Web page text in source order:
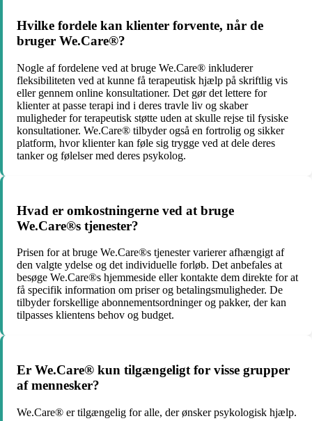
Hvilke fordele kan klienter forvente, når de
bruger We.Care®?
Nogle af fordelene ved at bruge We.Care® inkluderer
fleksibiliteten ved at kunne få terapeutisk hjælp på skriftlig vis
eller gennem online konsultationer. Det gør det lettere for
klienter at passe terapi ind i deres travle liv og skaber
muligheder for terapeutisk støtte uden at skulle rejse til fysiske
konsultationer. We.Care® tilbyder også en fortrolig og sikker
platform, hvor klienter kan føle sig trygge ved at dele deres
tanker og følelser med deres psykolog.
Hvad er omkostningerne ved at bruge
We.Care®s tjenester?
Prisen for at bruge We.Care®s tjenester varierer afhængigt af
den valgte ydelse og det individuelle forløb. Det anbefales at
besøge We.Care®s hjemmeside eller kontakte dem direkte for at
få specifik information om priser og betalingsmuligheder. De
tilbyder forskellige abonnementsordninger og pakker, der kan
tilpasses klientens behov og budget.
Er We.Care® kun tilgængeligt for visse grupper
af mennesker?
We.Care® er tilgængelig for alle, der ønsker psykologisk hjælp.